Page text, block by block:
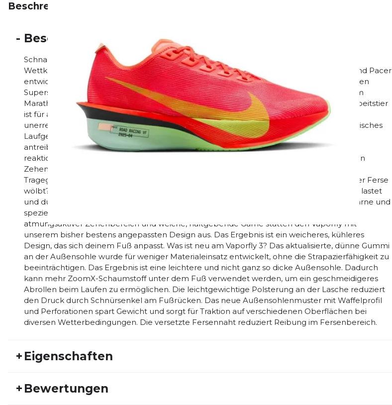
Beschreibung
- Beschreibung
Schnapp sie dir, wenn du kannst. Der Nike Vaporfly 4 wurde für Geschwindigkeit am
Wettkampftag entwickelt, um jede Distanz zu überwinden. Er wurde für Chaser, Racer und Pacer
entwickelt, die dem Nervenkitzel der Verfolgung nicht widerstehen können. Wir haben den
Superschuh überarbeitet und seinen Antrieb optimiert, damit du vom 10-km-Lauf bis zum
Marathon persönliche Bestleistungen erreichen kannst. Dieses vielseitige Straßenlauf-Arbeitstier
ist für alle geeignet, die Geschwindigkeit als Tor zu mehr Kilometern und scheinbar
unerreichbaren Höhen sehen, ganz gleich ob Spitzenläufer:innen oder Neulinge. Dynamisches
Laufgefühl Die durchgehende Carbonfaser-FlyPlate sorgt beim Laufen für ein sicheres,
antreibendes Tragegefühl. Geschwindigkeit für jeden Kilometer Nike ZoomX, unser
reaktionsfreudigster Schaumstoff, ist jetzt noch besser. Er verläuft von der Ferse bis zu den
Zehen, ermöglicht dadurch noch mehr Energierückgabe als zuvor und ein federndes
Tragegefühl bei jedem Schritt. Stabiles Laufgefühl Siehst du, wie sich die Mittelsohle an der Ferse
wölbt? Wir haben sie so entwickelt, damit weniger Gewicht auf der Innenseite des Fußes lastet
und du ein stabileres Laufgefühl genießt. Luftiges Design Speziell ausgewählte Flyknit-Garne und
spezielle Zonen im Vorfuß verleihen dem Vaporfly ein neues Level an Performance. Ein
atmungsaktiver Zehenbereich und weiche, haltgebende Garne statten den Vaporfly mit
unserem bisher bestens angepassten Design aus. Das Ergebnis ist ein weicheres, kühleres
Design, das sich deinem Fuß anpasst. Was ist neu am Vaporfly 3? Das aktualisierte, dünne Gummi
an der Außensohle wurde für weniger Materialeinsatz entwickelt, ohne die Strapazierfähigkeit zu
beeinträchtigen. Das Ergebnis ist eine leichtere und nicht ganz so dicke Außensohle. Dadurch
kann mehr ZoomX-Schaumstoff unter dem Fuß verwendet werden, um ein geschmeidigeres
Abrollen beim Laufen zu ermöglichen. Die leichtgewichtige Polsterung an der Lasche reduziert
den Druck durch Schnürsenkel am Fußrücken. Das neue Außensohlenmuster mit Waffelprofil
und Perforationen spart Gewicht und sorgt für Traktion auf verschiedenen Oberflächen bei
diversen Wetterbedingungen. Die versetzte Fersennaht reduziert Reibung im Fersenbereich.
+ Eigenschaften
Aktivitätstyp:
+ Bewertungen